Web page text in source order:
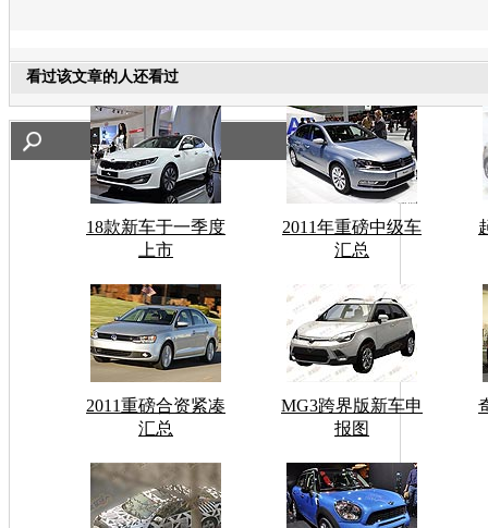
看过该文章的人还看过
18款新车于一季度
上市
2011年重磅中级车
汇总
2011重磅合资紧凑
汇总
MG3跨界版新车申
报图